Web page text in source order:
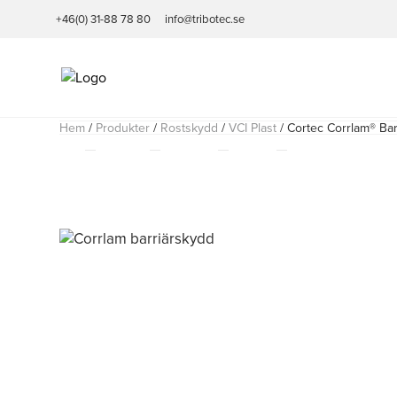
+46(0) 31-88 78 80 info@tribotec.se
Hem / Produkter / Rostskydd /VCI Plast /Cortec Corrlam®